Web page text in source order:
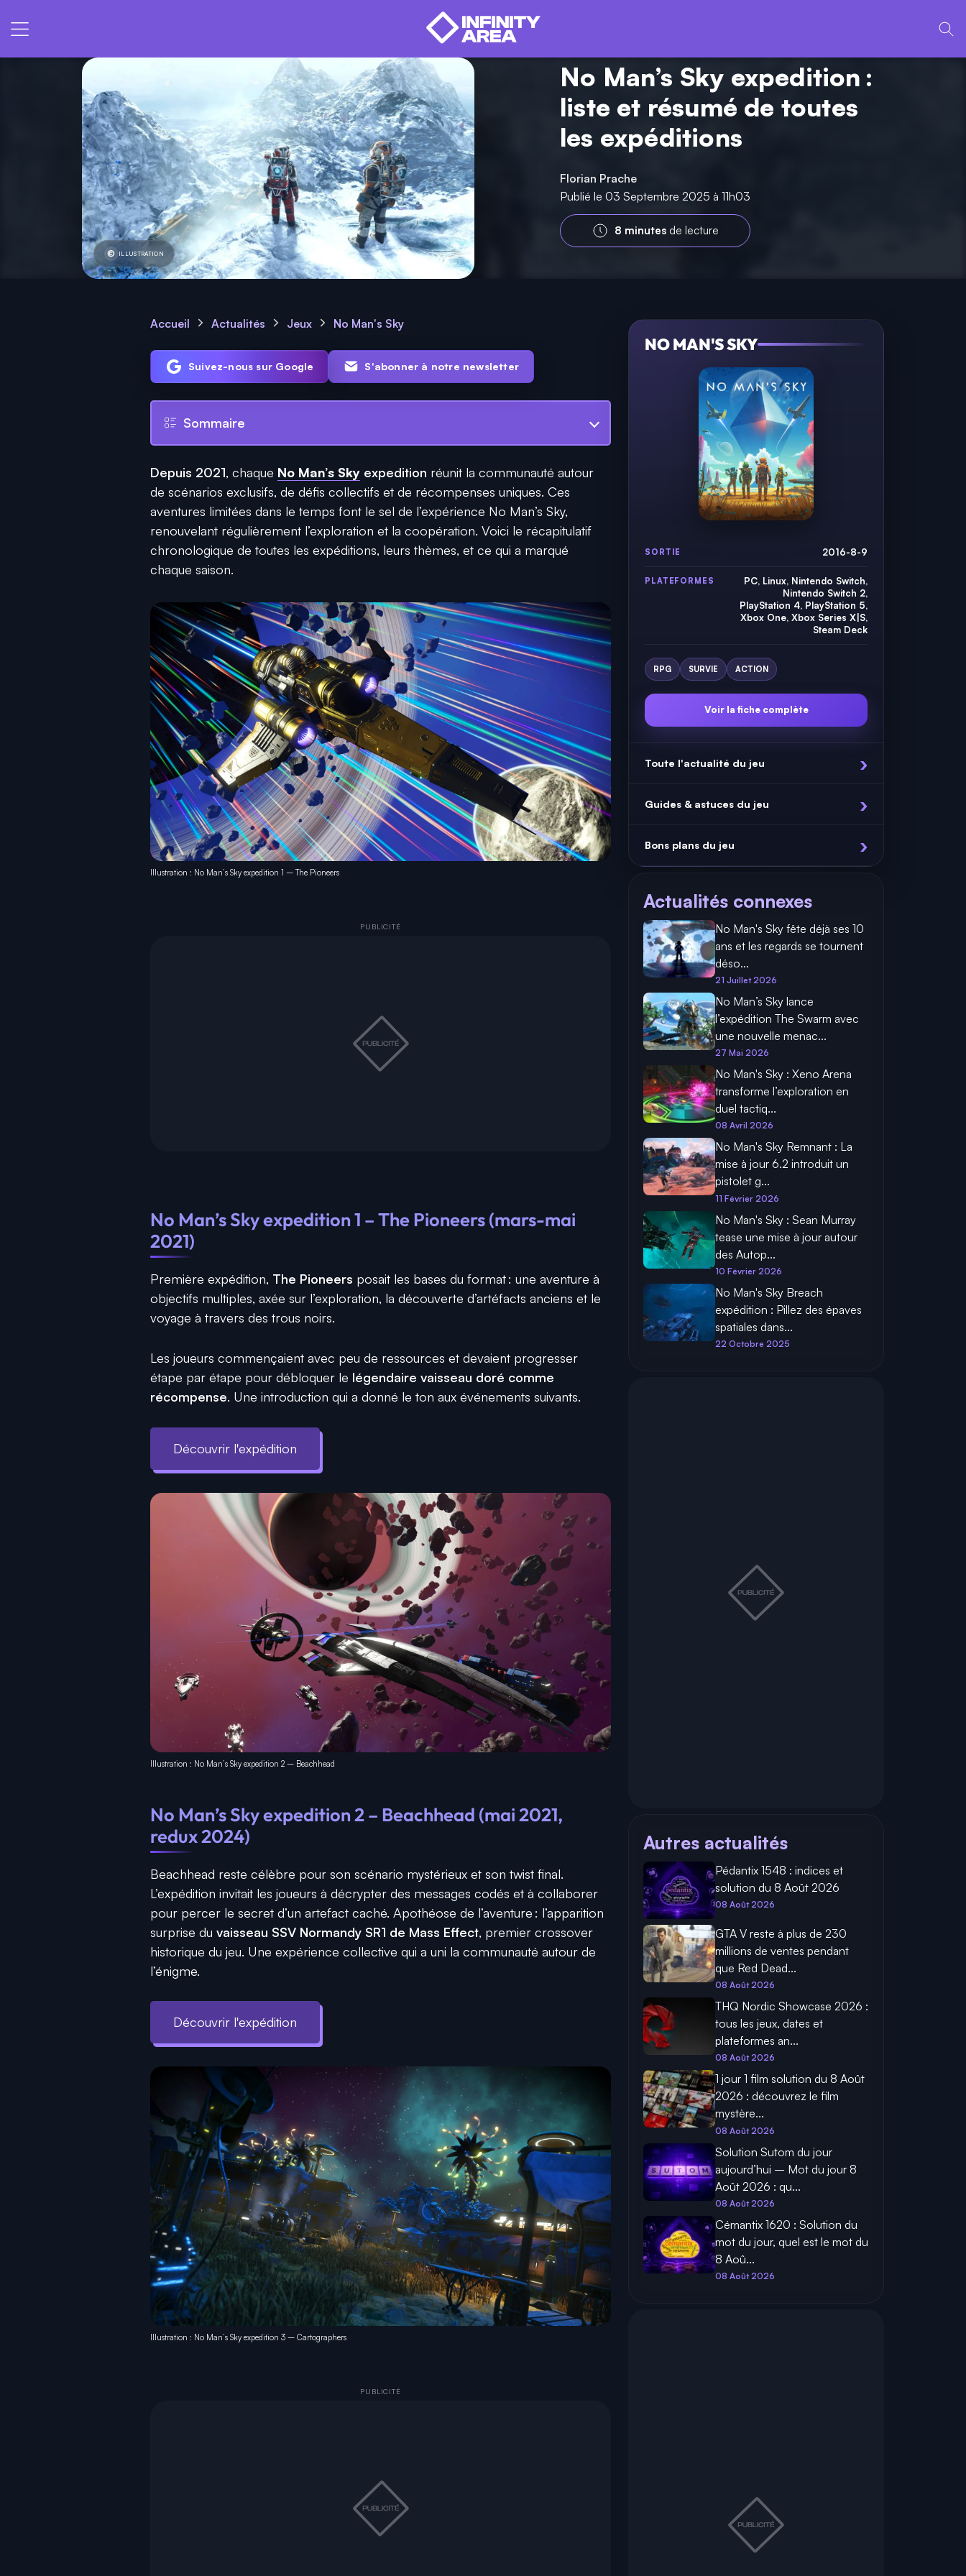
ILLUSTRATION
No Man’s Sky expedition :
liste et résumé de toutes
les expéditions
Florian Prache
Publié le 03 Septembre 2025 à 11h03
8 minutes de lecture
Accueil Actualités Jeux No Man's Sky
Suivez-nous sur Google S'abonner à notre newsletter
Sommaire
Depuis 2021, chaque No Man’s Sky expedition réunit la communauté autour
de scénarios exclusifs, de défis collectifs et de récompenses uniques. Ces
aventures limitées dans le temps font le sel de l’expérience No Man’s Sky,
renouvelant régulièrement l’exploration et la coopération. Voici le récapitulatif
chronologique de toutes les expéditions, leurs thèmes, et ce qui a marqué
chaque saison.
Illustration : No Man’s Sky expedition 1 – The Pioneers
No Man’s Sky expedition 1 – The Pioneers (mars-mai
2021)
Première expédition, The Pioneers posait les bases du format : une aventure à
objectifs multiples, axée sur l’exploration, la découverte d’artéfacts anciens et le
voyage à travers des trous noirs.
Les joueurs commençaient avec peu de ressources et devaient progresser
étape par étape pour débloquer le légendaire vaisseau doré comme
récompense. Une introduction qui a donné le ton aux événements suivants.
Découvrir l'expédition
Illustration : No Man’s Sky expedition 2 – Beachhead
No Man’s Sky expedition 2 – Beachhead (mai 2021,
redux 2024)
Beachhead reste célèbre pour son scénario mystérieux et son twist final.
L’expédition invitait les joueurs à décrypter des messages codés et à collaborer
pour percer le secret d’un artefact caché. Apothéose de l’aventure : l’apparition
surprise du vaisseau SSV Normandy SR1 de Mass Effect, premier crossover
historique du jeu. Une expérience collective qui a uni la communauté autour de
l’énigme.
Découvrir l'expédition
Illustration : No Man’s Sky expedition 3 – Cartographers
NO MAN'S SKY
SORTIE 2016-8-9
PLATEFORMES
PC, Linux, Nintendo Switch,
Nintendo Switch 2,
PlayStation 4, PlayStation 5,
Xbox One, Xbox Series X|S,
Steam Deck
RPG SURVIE ACTION
Voir la fiche complète
Toute l'actualité du jeu
Guides & astuces du jeu
Bons plans du jeu
Actualités connexes
No Man's Sky fête déjà ses 10
ans et les regards se tournent
déso...
21 Juillet 2026
No Man’s Sky lance
l’expédition The Swarm avec
une nouvelle menac...
27 Mai 2026
No Man's Sky : Xeno Arena
transforme l’exploration en
duel tactiq...
08 Avril 2026
No Man's Sky Remnant : La
mise à jour 6.2 introduit un
pistolet g...
11 Février 2026
No Man's Sky : Sean Murray
tease une mise à jour autour
des Autop...
10 Février 2026
No Man's Sky Breach
expédition : Pillez des épaves
spatiales dans...
22 Octobre 2025
Autres actualités
Pédantix 1548 : indices et
solution du 8 Août 2026
08 Août 2026
GTA V reste à plus de 230
millions de ventes pendant
que Red Dead...
08 Août 2026
THQ Nordic Showcase 2026 :
tous les jeux, dates et
plateformes an...
08 Août 2026
1 jour 1 film solution du 8 Août
2026 : découvrez le film
mystère...
08 Août 2026
Solution Sutom du jour
aujourd’hui – Mot du jour 8
Août 2026 : qu...
08 Août 2026
Cémantix 1620 : Solution du
mot du jour, quel est le mot du
8 Aoû...
08 Août 2026